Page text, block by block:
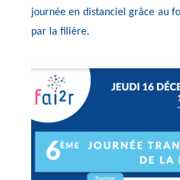
journée en distanciel grâce au
par la filière.